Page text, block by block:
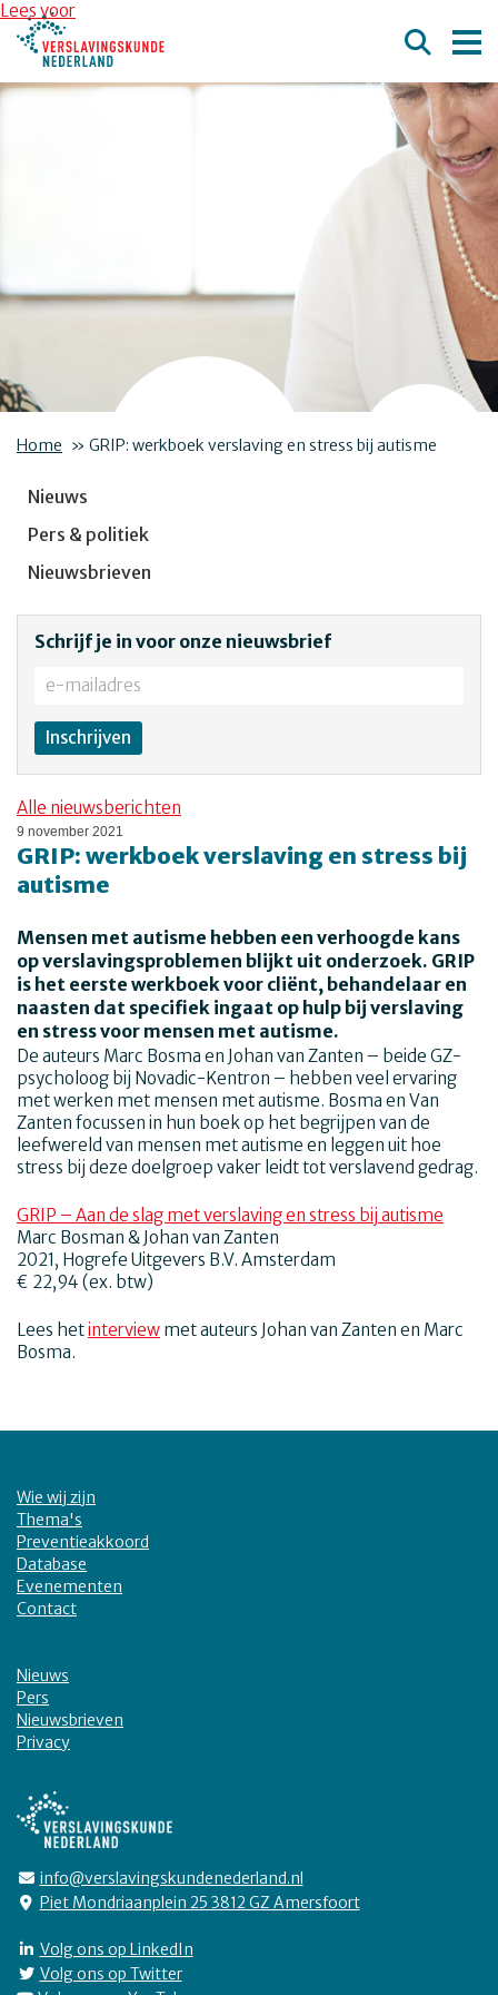
Lees voor
Overslaan en naar de inhoud gaan
Direct naar de hoofdnavigatie
Home » GRIP: werkboek verslaving en stress bij autisme
Nieuws
Pers & politiek
Nieuwsbrieven
Schrijf je in voor onze nieuwsbrief
Alle nieuwsberichten
9 november 2021
GRIP: werkboek verslaving en stress bij
autisme
Mensen met autisme hebben een verhoogde kans
op verslavingsproblemen blijkt uit onderzoek. GRIP
is het eerste werkboek voor cliënt, behandelaar en
naasten dat specifiek ingaat op hulp bij verslaving
en stress voor mensen met autisme.
De auteurs Marc Bosma en Johan van Zanten – beide GZ-
psycholoog bij Novadic-Kentron – hebben veel ervaring
met werken met mensen met autisme. Bosma en Van
Zanten focussen in hun boek op het begrijpen van de
leefwereld van mensen met autisme en leggen uit hoe
stress bij deze doelgroep vaker leidt tot verslavend gedrag.
GRIP – Aan de slag met verslaving en stress bij autisme
Marc Bosman & Johan van Zanten
2021, Hogrefe Uitgevers B.V. Amsterdam
€ 22,94 (ex. btw)
Lees hetinterview met auteurs Johan van Zanten en Marc
Bosma.
Wie wij zijn
Thema's
Preventieakkoord
Database
Evenementen
Contact
Nieuws
Pers
Nieuwsbrieven
Privacy
info@verslavingskundenederland.nl
Piet Mondriaanplein 25 3812 GZ Amersfoort
Volg ons op LinkedIn
Volg ons op Twitter